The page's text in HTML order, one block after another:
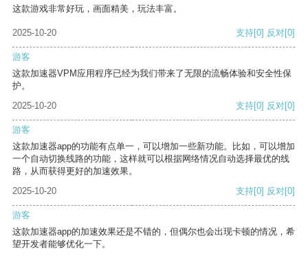
这款游戏非常好玩，画面精美，玩法丰富。
2025-10-20 支持[0] 反对[0]
游客
这款加速器VPM应用程序已经为我们带来了无限的流畅体验和安全性保
护。
2025-10-20
支持[0] 反对[0]
游客
这款加速器app的功能有点单一，可以增加一些新功能。比如，可以增加
一个自动切换线路的功能，这样就可以根据网络情况自动选择最优的线
路，从而获得更好的加速效果。
2025-10-20
支持[0] 反对[0]
游客
这款加速器app的加速效果还是不错的，但偶尔也会出现卡顿的情况，希
望开发者能够优化一下。